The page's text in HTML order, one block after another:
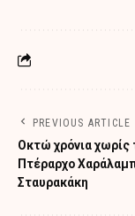
PREVIOUS ARTICLE
Οκτώ χρόνια χωρίς
Πτέραρχο
Σταυρακάκη